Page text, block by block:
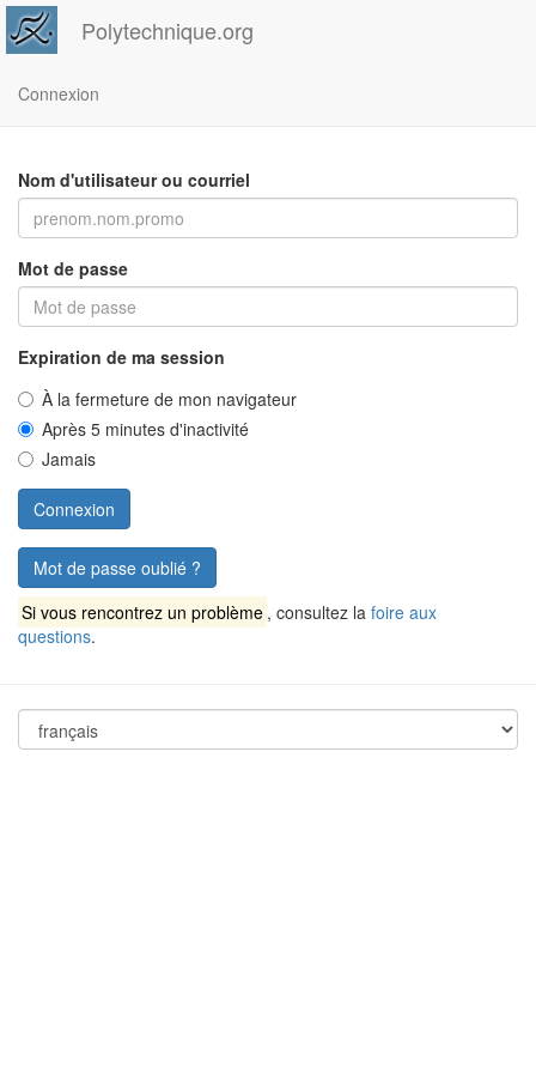
Polytechnique.org
Connexion
Nom d'utilisateur ou courriel
Mot de passe
Expiration de ma session
À la fermeture de mon navigateur
Après 5 minutes d'inactivité
Jamais
Mot de passe oublié ?
Si vous rencontrez un problème , consultez la foire aux
questions.